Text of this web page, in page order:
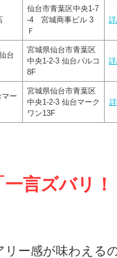
仙台市青葉区中央1-7
-4 宮城商事ビル 3
Ｆ
台
宮城県仙台市青葉区
中央1‐2‐3 仙台パルコ
8F
ー
宮城県仙台市青葉区
中央1-2-3 仙台マーク
ワン13F
一言ズバリ
リー感が味わえる